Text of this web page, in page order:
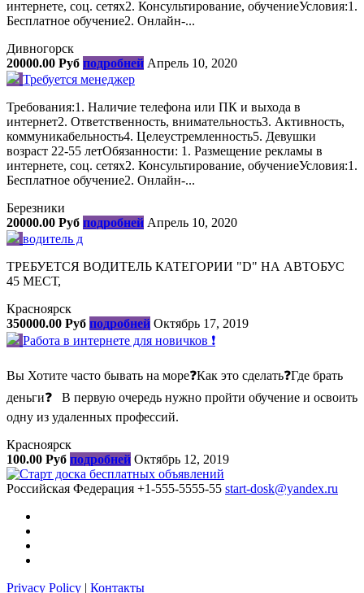
интернете, соц. сетях2. Консультирование, обучениеУсловия:1.
Бесплатное обучение2. Онлайн-...
Дивногорск
20000.00 Руб подробней Апрель 10, 2020
Требуется менеджер
Требования:1. Наличие телефона или ПК и выхода в
интернет2. Ответственность, внимательность3. Активность,
коммуникабельность4. Целеустремленность5. Девушки
возраст 22-55 летОбязанности: 1. Размещение рекламы в
интернете, соц. сетях2. Консультирование, обучениеУсловия:1.
Бесплатное обучение2. Онлайн-...
Березники
20000.00 Руб подробней Апрель 10, 2020
водитель д
ТРЕБУЕТСЯ ВОДИТЕЛЬ КАТЕГОРИИ "D" НА АВТОБУС
45 МЕСТ,
Красноярск
350000.00 Руб подробней Октябрь 17, 2019
Работа в интернете для новичков ❗
Вы Хотите часто бывать на море❓Как это сделать❓Где брать
деньги❓⠀В первую очередь нужно пройти обучение и освоить
одну из удаленных профессий.
Красноярск
100.00 Руб подробней Октябрь 12, 2019
Российская Федерация +1-555-5555-55 start-dosk@yandex.ru
Privacy Policy | Контакты